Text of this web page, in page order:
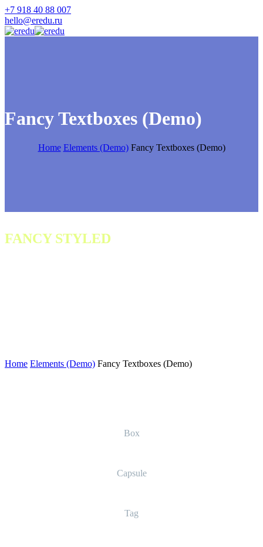
+7 918 40 88 007
hello@eredu.ru
Fancy Textboxes (Demo)
Home Elements (Demo) Fancy Textboxes (Demo)
FANCY STYLED
Home Elements (Demo) Fancy Textboxes (Demo)
Box
Capsule
Tag